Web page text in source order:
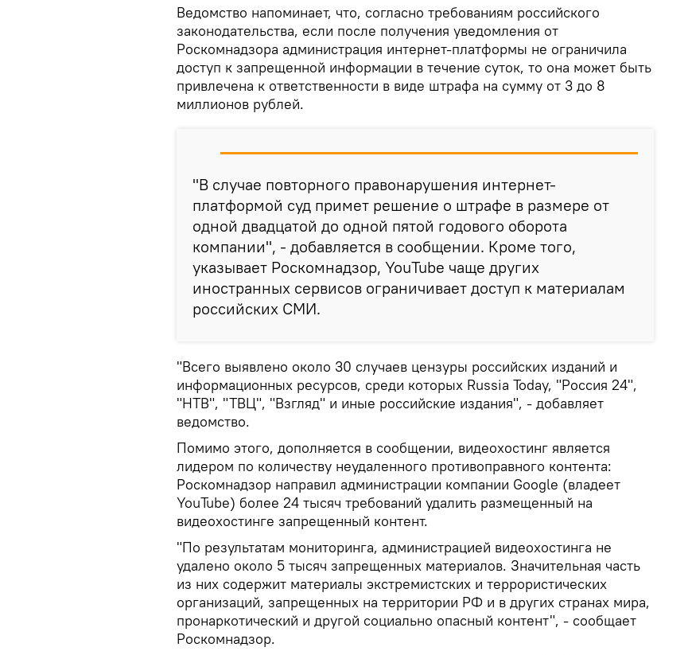
Ведомство напоминает, что, согласно требованиям российского
законодательства, если после получения уведомления от
Роскомнадзора администрация интернет-платформы не ограничила
доступ к запрещенной информации в течение суток, то она может быть
привлечена к ответственности в виде штрафа на сумму от 3 до 8
миллионов рублей.
"В случае повторного правонарушения интернет-
платформой суд примет решение о штрафе в размере от
одной двадцатой до одной пятой годового оборота
компании", - добавляется в сообщении. Кроме того,
указывает Роскомнадзор, YouTube чаще других
иностранных сервисов ограничивает доступ к материалам
российских СМИ.
"Всего выявлено около 30 случаев цензуры российских изданий и
информационных ресурсов, среди которых Russia Today, "Россия 24",
"НТВ", "ТВЦ", "Взгляд" и иные российские издания", - добавляет
ведомство.
Помимо этого, дополняется в сообщении, видеохостинг является
лидером по количеству неудаленного противоправного контента:
Роскомнадзор направил администрации компании Google (владеет
YouTube) более 24 тысяч требований удалить размещенный на
видеохостинге запрещенный контент.
"По результатам мониторинга, администрацией видеохостинга не
удалено около 5 тысяч запрещенных материалов. Значительная часть
из них содержит материалы экстремистских и террористических
организаций, запрещенных на территории РФ и в других странах мира,
пронаркотический и другой социально опасный контент", - сообщает
Роскомнадзор.